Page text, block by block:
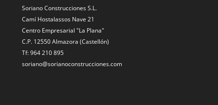
Soriano Construcciones S.L.
Camí Hostalassos Nave 21
Centro Empresarial "La Plana"
C.P. 12550 Almazora (Castellón)
Tf: 964 210 895
soriano@sorianoconstrucciones.com